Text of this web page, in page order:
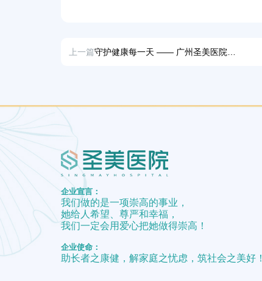
上一篇
企业宣言：
我们做的是一项崇高的事业，
她给人希望、尊严和幸福，
我们一定会用爱心把她做得崇高！
企业使命：
助长者之康健，解家庭之忧虑，筑社会之美好！